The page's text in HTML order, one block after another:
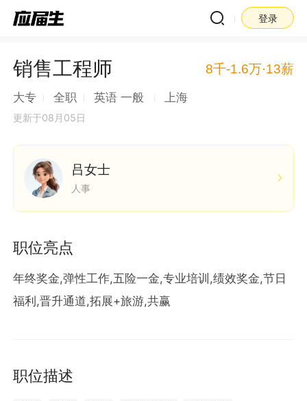
登录
销售工程师 8千-1.6万·13薪
大专 全职 英语 一般 上海
更新于08月05日
吕女士
人事
职位亮点
年终奖金,弹性工作,五险一金,专业培训,绩效奖金,节日
福利,晋升通道,拓展+旅游,共赢
职位描述